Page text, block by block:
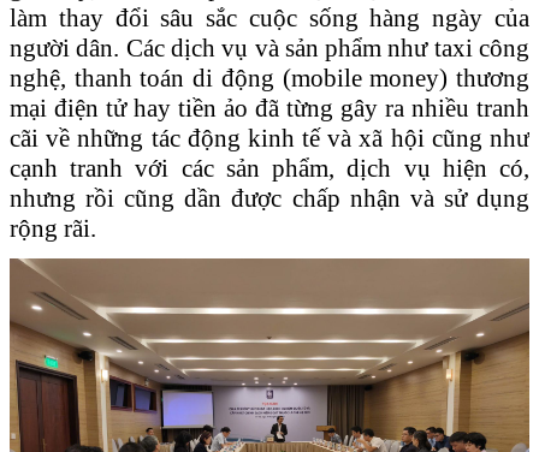
làm thay đổi sâu sắc cuộc sống hàng ngày của
người dân. Các dịch vụ và sản phẩm như taxi công
nghệ, thanh toán di động (mobile money) thương
mại điện tử hay tiền ảo đã từng gây ra nhiều tranh
cãi về những tác động kinh tế và xã hội cũng như
cạnh tranh với các sản phẩm, dịch vụ hiện có,
nhưng rồi cũng dần được chấp nhận và sử dụng
rộng rãi.